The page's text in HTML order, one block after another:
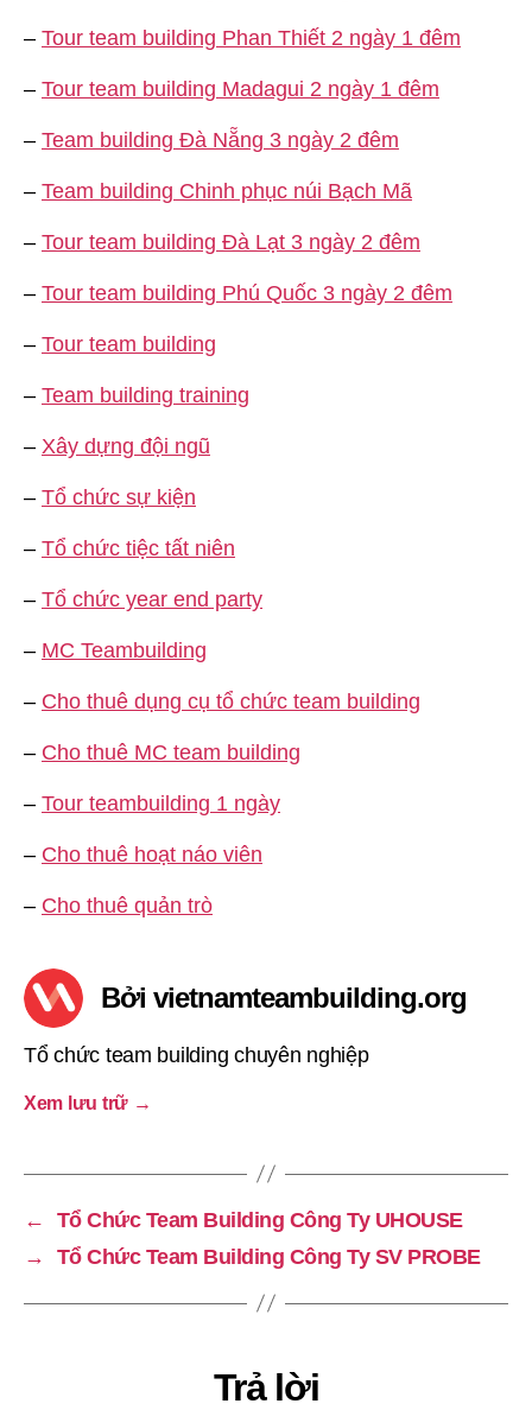
– Tour team building Phan Thiết 2 ngày 1 đêm
– Tour team building Madagui 2 ngày 1 đêm
– Team building Đà Nẵng 3 ngày 2 đêm
– Team building Chinh phục núi Bạch Mã
– Tour team building Đà Lạt 3 ngày 2 đêm
– Tour team building Phú Quốc 3 ngày 2 đêm
– Tour team building
– Team building training
– Xây dựng đội ngũ
– Tổ chức sự kiện
– Tổ chức tiệc tất niên
– Tổ chức year end party
– MC Teambuilding
– Cho thuê dụng cụ tổ chức team building
– Cho thuê MC team building
– Tour teambuilding 1 ngày
– Cho thuê hoạt náo viên
– Cho thuê quản trò
Bởi vietnamteambuilding.org
Tổ chức team building chuyên nghiệp
Xem lưu trữ →
←
Tổ Chức Team Building Công Ty UHOUSE
→
Tổ Chức Team Building Công Ty SV PROBE
Trả lời